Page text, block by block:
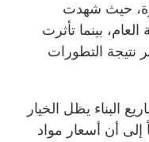
حيث شهدت
العام، بينما تأثرت
نتيجة التطورات
البناء يظل الخيار
إلى أن أسعار مواد